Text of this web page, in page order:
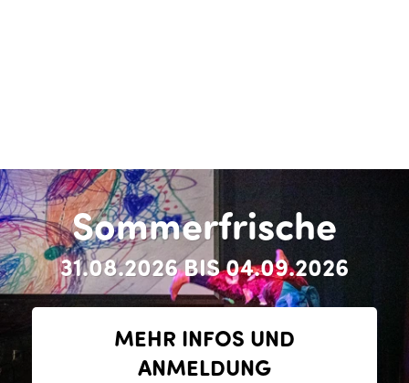
Sommerfrische
31.08.2026 BIS 04.09.2026
MEHR INFOS UND
ANMELDUNG